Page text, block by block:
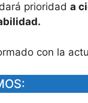
prioridad a
con la